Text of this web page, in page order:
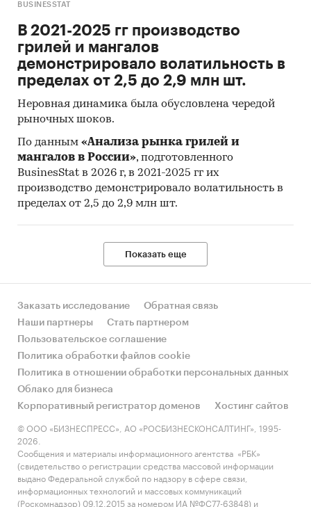
BUSINESSTAT
В 2021-2025 гг производство
грилей и мангалов
демонстрировало волатильность в
пределах от 2,5 до 2,9 млн шт.
Неровная динамика была обусловлена чередой
рыночных шоков.
По данным «Анализа рынка грилей и
мангалов в России», подготовленного
BusinesStat в 2026 г, в 2021-2025 гг их
производство демонстрировало волатильность в
пределах от 2,5 до 2,9 млн шт.
Показать еще
Заказать исследование
Обратная связь
Наши партнеры
Стать партнером
Пользовательское соглашение
Политика обработки файлов cookie
Политика в отношении обработки персональных данных
Облако для бизнеса
Корпоративный регистратор доменов
Хостинг сайтов
© ООО «БИЗНЕСПРЕСС», АО «РОСБИЗНЕСКОНСАЛТИНГ», 1995-
2026.
Сообщения и материалы информационного агентства «РБК»
(свидетельство о регистрации средства массовой информации
выдано Федеральной службой по надзору в сфере связи,
информационных технологий и массовых коммуникаций
(Роскомнадзор) 09.12.2015 за номером ИА №ФС77-63848) и